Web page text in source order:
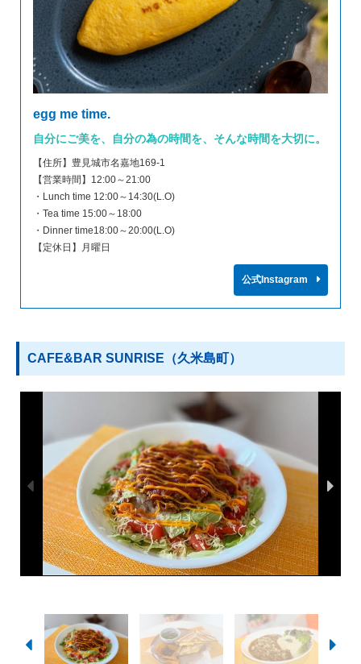
egg me time.
自分にご美を、自分の為の時間を、そんな時間を大切に。
【住所】豊見城市名嘉地169-1
【営業時間】12:00～21:00
・Lunch time 12:00～14:30(L.O)
・Tea time 15:00～18:00
・Dinner time18:00～20:00(L.O)
【定休日】月曜日
公式Instagram
CAFE&BAR SUNRISE（久米島町）